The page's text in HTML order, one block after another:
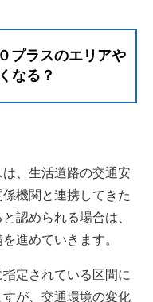
プラスのエリアや
なる？
、生活道路の交通安
機関と連携してきた
認められる場合は、
進めていきます。
定されている区間に
が、交通環境の変化